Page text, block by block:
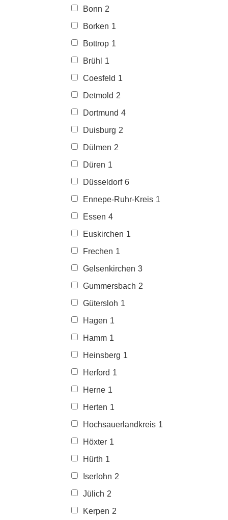
Bonn 2
Borken 1
Bottrop 1
Brühl
1
Coesfeld 1
Detmold 2
Dortmund 4
Duisburg 2
Dülmen 2
Düren 1
Düsseldorf 6
Ennepe-Ruhr-Kreis 1
Essen 4
Euskirchen 1
Frechen 1
Gelsenkirchen 3
Gummersbach 2
Gütersloh 1
Hagen 1
Hamm 1
Heinsberg 1
Herford 1
Herne 1
Herten 1
Hochsauerlandkreis 1
Höxter 1
Hürth 1
Iserlohn 2
Jülich 2
Kerpen 2